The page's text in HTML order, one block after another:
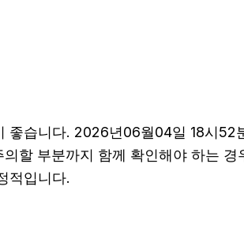
습니다. 2026년06월04일 18시
할 부분까지 함께 확인해야 하는
적입니다.